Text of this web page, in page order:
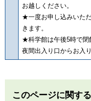
お越しください。
★一度お申し込みいた
きます。
★科学館は午後5時で閉
夜間出入り口からお入
このページに関す